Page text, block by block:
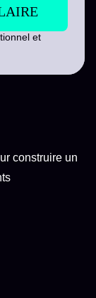
et
construire un